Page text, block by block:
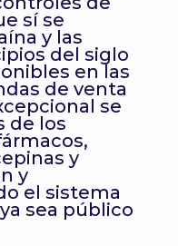
sí se
y las
del siglo
en las
de venta
se
de los
y
y
el sistema
sea público